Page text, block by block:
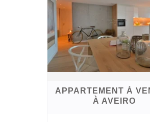
APPARTEMENT À
À AVEIRO